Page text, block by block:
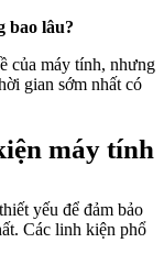
bao lâu?
của máy tính, nhưng
gian sớm nhất có
máy tính
yếu để đảm bảo
Các linh kiện phổ